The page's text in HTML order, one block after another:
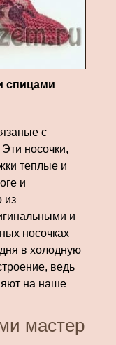
спицами
с
носочки,
теплые и
и
из
и
носочках
в холодную
ведь
на наше
мастер